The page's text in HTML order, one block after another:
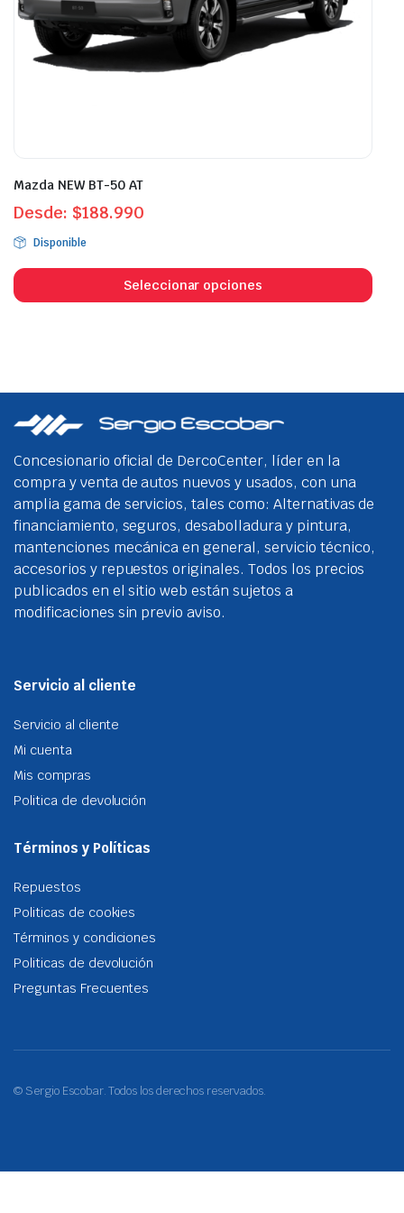
de
producto
Mazda NEW BT-50 AT
Desde: $188.990
Disponible
Seleccionar opciones
la
Concesionario oficial de DercoCenter, líder en la
compra y venta de autos nuevos y usados, con una
amplia gama de servicios, tales como: Alternativas de
financiamiento, seguros, desabolladura y pintura,
mantenciones mecánica en general, servicio técnico,
accesorios y repuestos originales. Todos los precios
publicados en el sitio web están sujetos a
modificaciones sin previo aviso.
Servicio al cliente
Servicio al cliente
Mi cuenta
Mis compras
Politica de devolución
Términos y Políticas
Repuestos
Politicas de cookies
Términos y condiciones
Politicas de devolución
Preguntas Frecuentes
© Sergio Escobar. Todos los derechos reservados.